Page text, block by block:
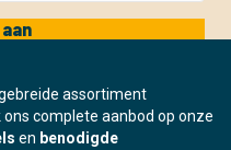
assortiment
complete aanbod op onze
en benodigde